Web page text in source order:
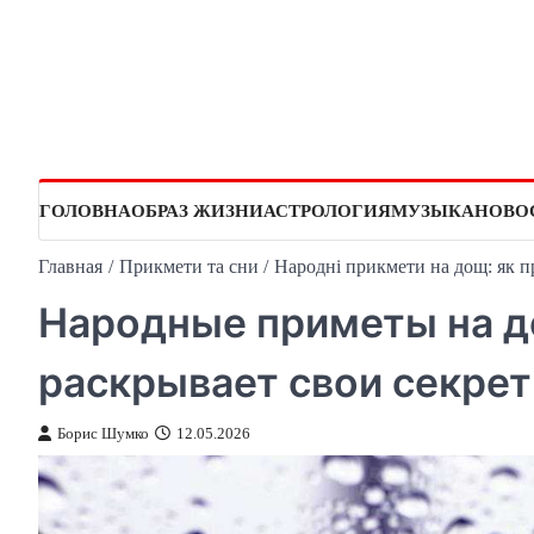
ГОЛОВНАОБРАЗ ЖИЗНИАСТРОЛОГИЯМУЗЫКА
Главная Прикмети та сни Народні прикмети на дощ: як
Народные приметы на
раскрывает свои
Борис Шумко 12.05.2026